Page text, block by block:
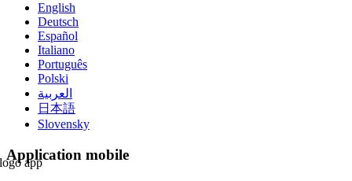
English
Deutsch
Español
Italiano
Português
Polski
العربية
日本語
Slovensky
Application mobile